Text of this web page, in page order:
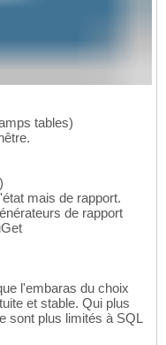
tables)
mais de rapport.
de rapport
l'embaras du choix
et stable. Qui plus
sont plus limités à SQL